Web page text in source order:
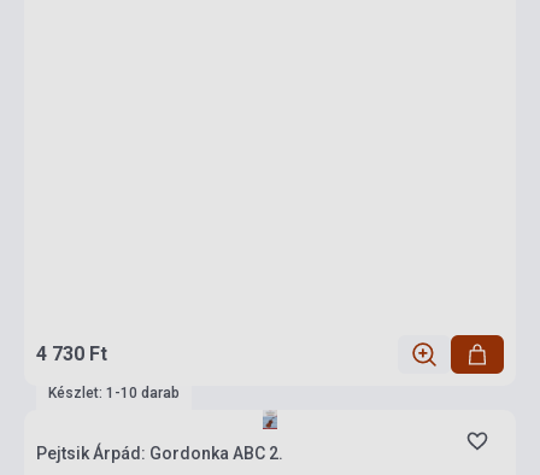
4 730 Ft
Készlet: 1-10 darab
Pejtsik Árpád: Gordonka ABC 2.